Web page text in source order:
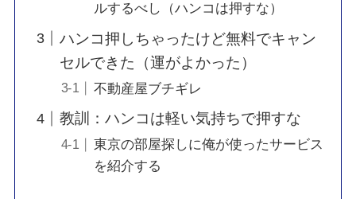
ルするべし（ハンコは押すな）
ハンコ押しちゃったけど無料でキャン
セルできた（運がよかった）
不動産屋ブチギレ
教訓：ハンコは軽い気持ちで押すな
東京の部屋探しに俺が使ったサービス
を紹介する